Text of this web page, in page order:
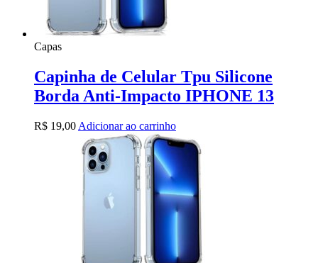
Capas
Capinha de Celular Tpu Silicone
Borda Anti-Impacto IPHONE 13
R$ 19,00 Adicionar ao carrinho